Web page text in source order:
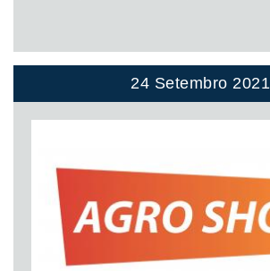
24 Setembro 2021